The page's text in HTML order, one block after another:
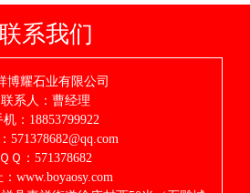
系我们
博耀石业有限公司
联系人：曹经理
机：18853799922
571378682@qq.com
ＱＱ：571378682
：www.boyaosy.com